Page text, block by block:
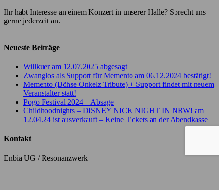
Ihr habt Interesse an einem Konzert in unserer Halle? Sprecht uns
gerne jederzeit an.
Neueste Beiträge
Willkuer am 12.07.2025 abgesagt
Zwanglos als Support für Memento am 06.12.2024 bestätigt!
Memento (Böhse Onkelz Tribute) + Support findet mit neuem
Veranstalter statt!
Pogo Festival 2024 – Absage
Childhoodnights – DISNEY NICK NIGHT IN NRW! am
12.04.24 ist ausverkauft – Keine Tickets an der Abendkasse
Kontakt
Enbia UG / Resonanzwerk